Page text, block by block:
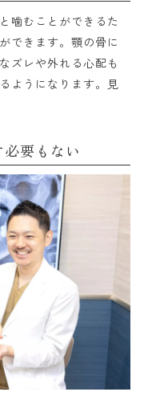
噛むことができるた
できます。顎の骨に
ズレや外れる心配も
ようになります。見
要もない